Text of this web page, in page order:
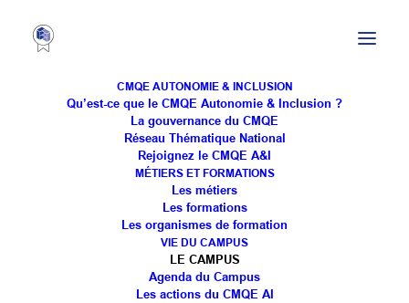
CMQE AUTONOMIE & INCLUSION
Qu’est-ce que le CMQE Autonomie & Inclusion ?
La gouvernance du CMQE
Réseau Thématique National
Rejoignez le CMQE A&I
MÉTIERS ET FORMATIONS
Les métiers
Les formations
Les organismes de formation
VIE DU CAMPUS
LE CAMPUS
Agenda du Campus
Les actions du CMQE AI
MÉDIATHÈQUE